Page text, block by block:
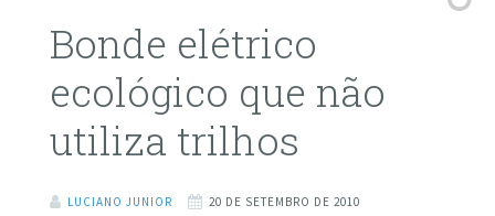
Bonde elétrico
ecológico que não
utiliza trilhos
LUCIANO JUNIOR
20 DE SETEMBRO DE 2010